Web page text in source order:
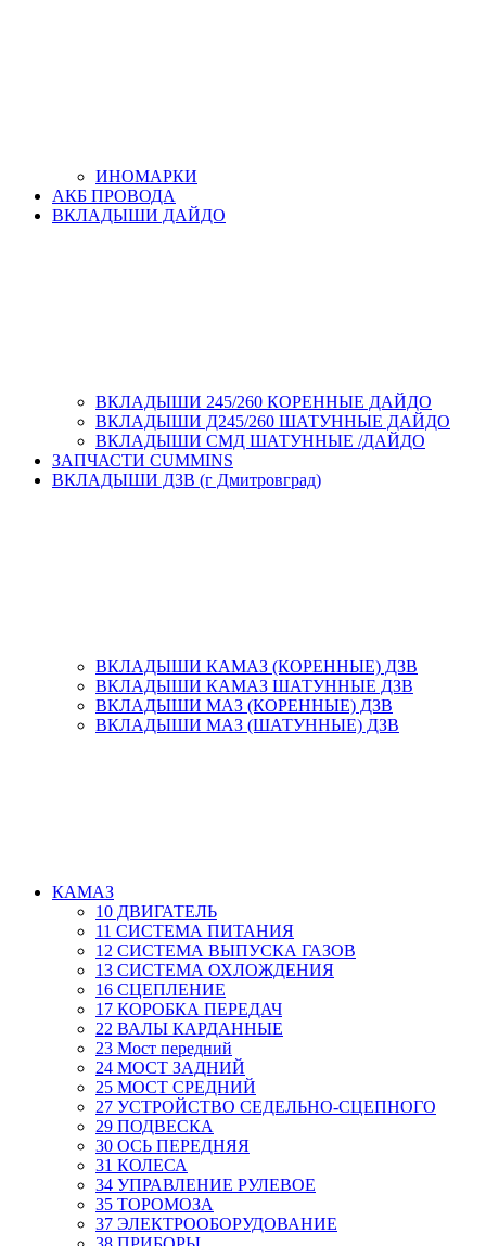
ИНОМАРКИ
АКБ ПРОВОДА
ВКЛАДЫШИ ДАЙДО
ВКЛАДЫШИ 245/260 КОРЕННЫЕ ДАЙДО
ВКЛАДЫШИ Д245/260 ШАТУННЫЕ ДАЙДО
ВКЛАДЫШИ СМД ШАТУННЫЕ /ДАЙДО
ЗАПЧАСТИ CUMMINS
ВКЛАДЫШИ ДЗВ (г Дмитровград)
ВКЛАДЫШИ КАМАЗ (КОРЕННЫЕ) ДЗВ
ВКЛАДЫШИ КАМАЗ ШАТУННЫЕ ДЗВ
ВКЛАДЫШИ МАЗ (КОРЕННЫЕ) ДЗВ
ВКЛАДЫШИ МАЗ (ШАТУННЫЕ) ДЗВ
КАМАЗ
10 ДВИГАТЕЛЬ
11 СИСТЕМА ПИТАНИЯ
12 СИСТЕМА ВЫПУСКА ГАЗОВ
13 СИСТЕМА ОХЛОЖДЕНИЯ
16 СЦЕПЛЕНИЕ
17 КОРОБКА ПЕРЕДАЧ
22 ВАЛЫ КАРДАННЫЕ
23 Мост передний
24 МОСТ ЗАДНИЙ
25 МОСТ СРЕДНИЙ
27 УСТРОЙСТВО СЕДЕЛЬНО-СЦЕПНОГО
29 ПОДВЕСКА
30 ОСЬ ПЕРЕДНЯЯ
31 КОЛЕСА
34 УПРАВЛЕНИЕ РУЛЕВОЕ
35 ТОРОМОЗА
37 ЭЛЕКТРООБОРУДОВАНИЕ